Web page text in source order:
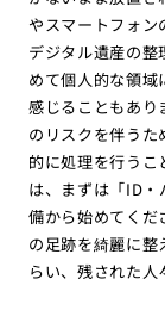
やスマートフォン
デジタル遺産の
めて個人的な領域
感じることもあり
のリスクを伴うた
的に処理を行う
は、まずは「ID
備から始めてくだ
の足跡を綺麗に整
らい、残された人